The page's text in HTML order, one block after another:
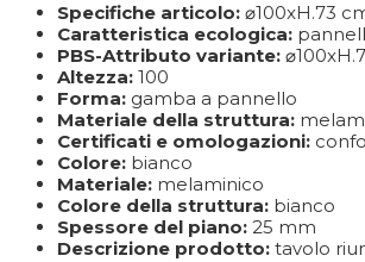
Specifiche articolo: ⌀100xH.73
Caratteristica ecologica:
PBS-Attributo variante:
Altezza: 100
Forma: gamba a pannello
Materiale della struttura:
Certificati e omologazioni:
Colore: bianco
Materiale: melaminico
Colore della struttura: bianco
Spessore del piano: 25 mm
Descrizione prodotto: tavolo